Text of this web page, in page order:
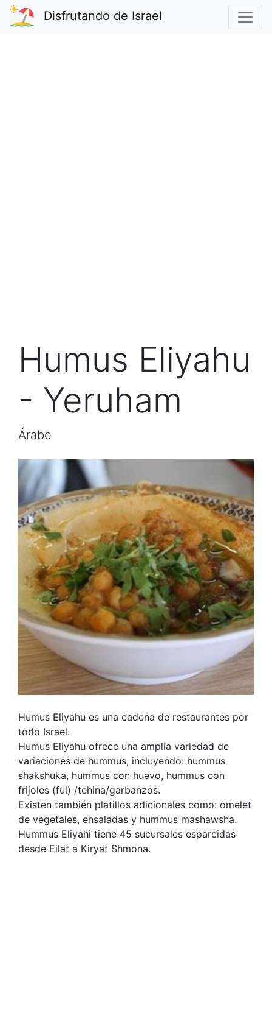
Disfrutando de Israel
Humus Eliyahu
- Yeruham
Árabe
Humus Eliyahu es una cadena de restaurantes por
todo Israel.
Humus Eliyahu ofrece una amplia variedad de
variaciones de hummus, incluyendo: hummus
shakshuka, hummus con huevo, hummus con
frijoles (ful) /tehina/garbanzos.
Existen también platillos adicionales como: omelet
de vegetales, ensaladas y hummus mashawsha.
Hummus Eliyahi tiene 45 sucursales esparcidas
desde Eilat a Kiryat Shmona.